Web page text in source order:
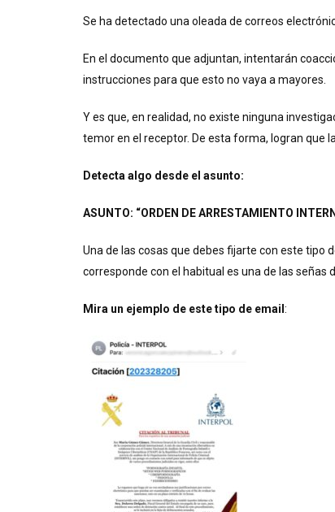
Se ha detectado una oleada de correos
En el documento que adjuntan, intentarán
instrucciones para que esto no vaya a mayores.
Y es que, en realidad, no existe ninguna
temor en el receptor. De esta forma, logran que
Detecta algo desde el asunto:
ASUNTO: “ORDEN DE ARRESTAMIENTO
Una de las cosas que debes fijarte con este tipo
corresponde con el habitual es una de las señas
Mira un ejemplo de este tipo de email :